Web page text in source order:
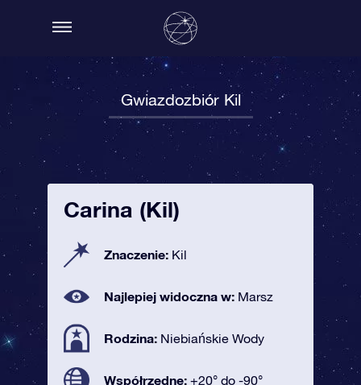
Gwiazdozbiór Kil
Carina (Kil)
Znaczenie: Kil
Najlepiej widoczna w: Marsz
Rodzina: Niebiańskie Wody
Współrzędne: +20° do -90°